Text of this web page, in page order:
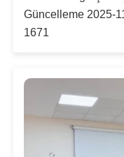
Güncelleme 2025-
1671